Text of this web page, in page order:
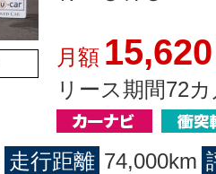
月額 15,620
リース期間72
走行距離 74,000km